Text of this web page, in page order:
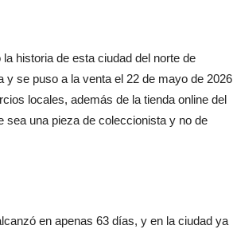
historia de esta ciudad del norte de
se puso a la venta el 22 de mayo de 2026
locales, además de la tienda online del
sea una pieza de coleccionista y no de
en apenas 63 días, y en la ciudad ya